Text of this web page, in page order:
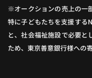
※オークションの売上の一
特に子どもたちを支援する
と、社会福祉施設で必要と
ため、東京善意銀行様への